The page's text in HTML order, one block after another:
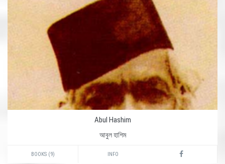
Abul Hashim
আবুল হাশিম
BOOKS (9) INFO